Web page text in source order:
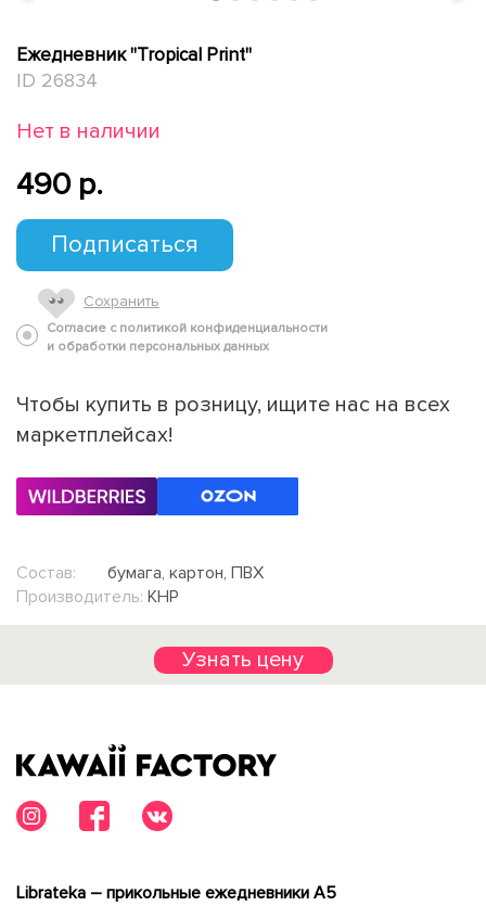
Ежедневник "Tropical Print"
ID 26834
Нет в наличии
490 p.
Подписаться
Сохранить
Согласие с политикой конфиденциальности
и обработки персональных данных
Чтобы купить в розницу, ищите нас на всех
маркетплейсах!
Состав:
бумага, картон, ПВХ
Производитель: КНР
Узнать цену
Librateka – прикольные ежедневники А5